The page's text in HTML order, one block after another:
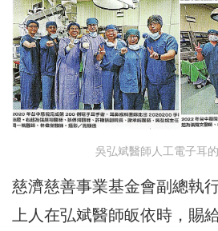
吳弘斌醫師人工電子耳
慈濟慈善事業基金會副總執
上人在弘斌醫師皈依時，賜